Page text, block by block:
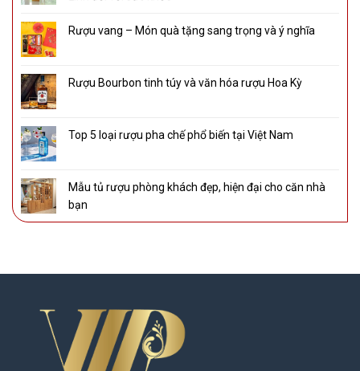
Rượu vang – Món quà tặng sang trọng và ý nghĩa
Rượu Bourbon tinh túy và văn hóa rượu Hoa Kỳ
Top 5 loại rượu pha chế phổ biến tại Việt Nam
Mẫu tủ rượu phòng khách đẹp, hiện đại cho căn nhà
bạn